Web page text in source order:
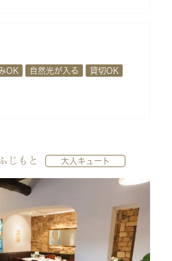
OK 自然光が入る 貸切OK
じもと 大人キュート